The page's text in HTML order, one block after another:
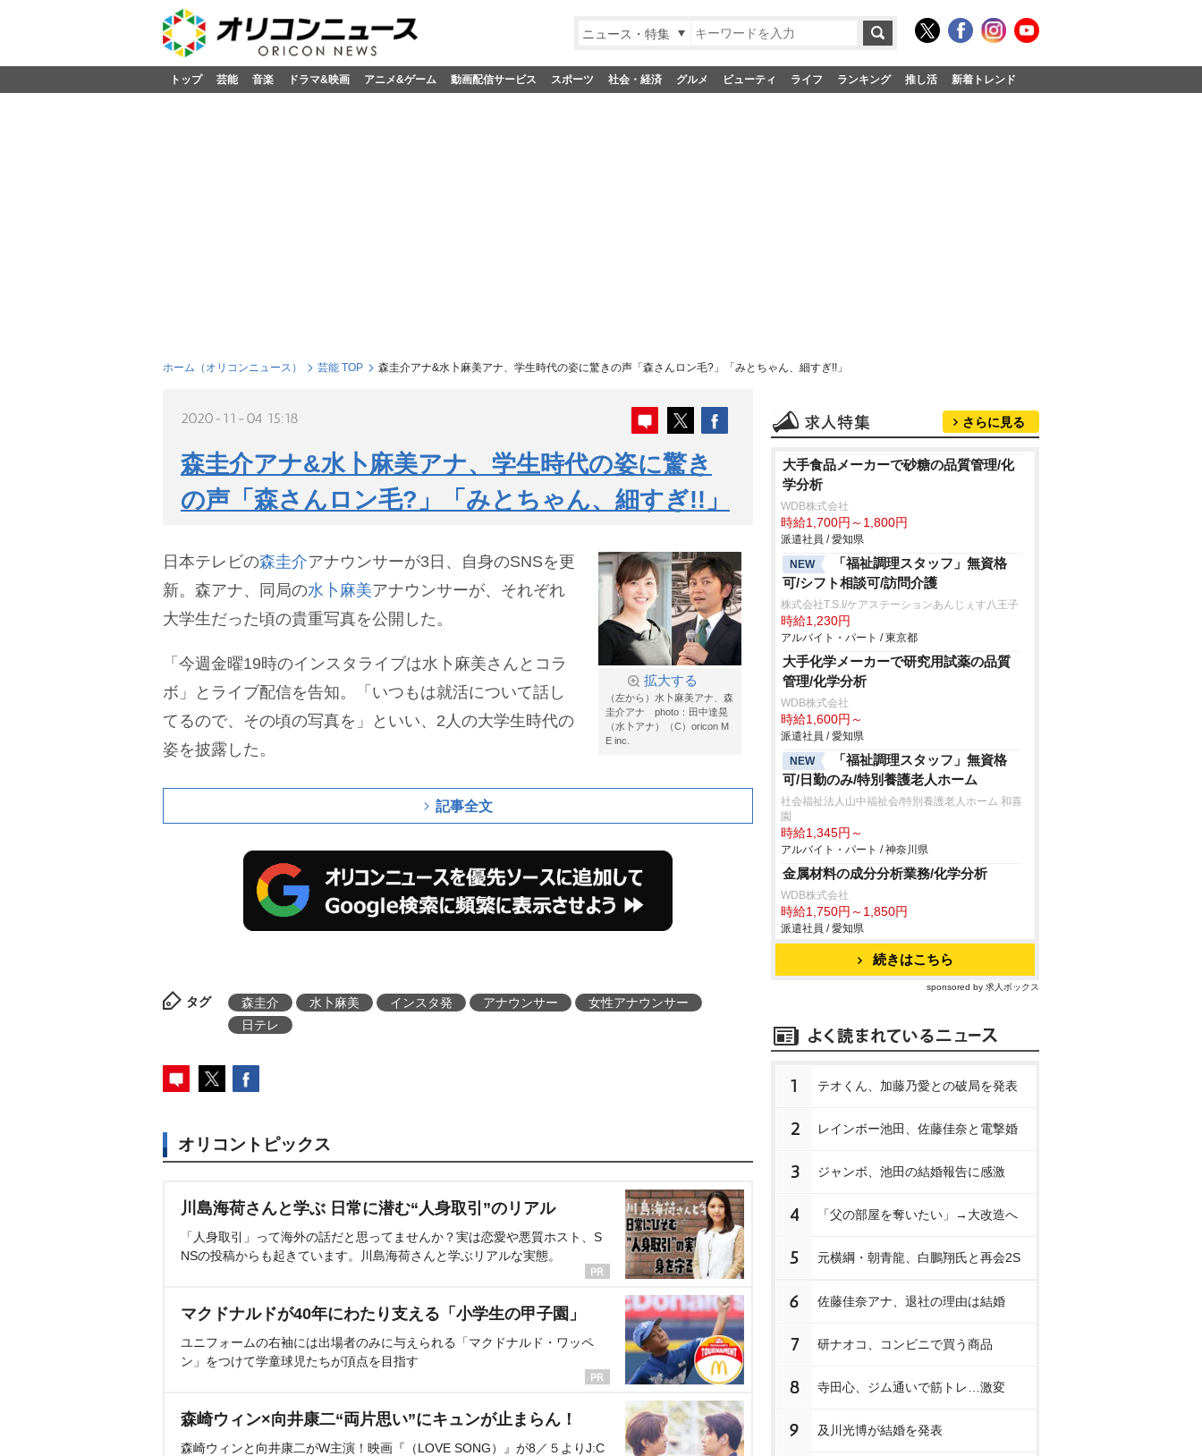
ニュース・特集
トップ 芸能 音楽 ドラマ&映画 アニメ&ゲーム 動画配信サービス スポーツ 社会・経済 グルメ ビューティ ライフ ランキング 推し活 新着トレンド
ホーム（オリコンニュース） 芸能 TOP 森圭介アナ&水卜麻美アナ、学生時代の姿に驚きの声「森さんロン毛?」「みとちゃん、細すぎ!!」
2020-11-04 15:18
森圭介アナ&水卜麻美アナ、学生時代の姿に驚き
の声「森さんロン毛?」「みとちゃん、細すぎ!!」
拡大する
（左から）水卜麻美アナ、森
圭介アナ photo：田中達晃
（水卜アナ）（C）oricon M
E inc.
日本テレビの森圭介アナウンサーが3日、自身のSNSを更
新。森アナ、同局の水卜麻美アナウンサーが、それぞれ
大学生だった頃の貴重写真を公開した。
「今週金曜19時のインスタライブは水卜麻美さんとコラ
ボ」とライブ配信を告知。「いつもは就活について話し
てるので、その頃の写真を」といい、2人の大学生時代の
姿を披露した。
記事全文
タグ 森圭介 水卜麻美 インスタ発 アナウンサー
女性アナウンサー
日テレ
オリコントピックス
川島海荷さんと学ぶ 日常に潜む“人身取引”のリアル
「人身取引」って海外の話だと思ってませんか？実は恋愛や悪質ホスト、S
NSの投稿からも起きています。川島海荷さんと学ぶリアルな実態。
マクドナルドが40年にわたり支える「小学生の甲子園」
ユニフォームの右袖には出場者のみに与えられる「マクドナルド・ワッペ
ン」をつけて学童球児たちが頂点を目指す
森崎ウィン×向井康二“両片思い”にキュンが止まらん！
森崎ウィンと向井康二がW主演！映画『（LOVE SONG）』が8／５よりJ:C
さらに見る
大手食品メーカーで砂糖の品質管理/化
学分析
WDB株式会社
時給1,700円～1,800円
派遣社員 / 愛知県
NEW
「福祉調理スタッフ」無資格
可/シフト相談可/訪問介護
株式会社T.S.I/ケアステーションあんじぇす八王子
時給1,230円
アルバイト・パート / 東京都
大手化学メーカーで研究用試薬の品質
管理/化学分析
WDB株式会社
時給1,600円～
派遣社員 / 愛知県
NEW
「福祉調理スタッフ」無資格
可/日勤のみ/特別養護老人ホーム
社会福祉法人山中福祉会/特別養護老人ホーム 和喜
園
時給1,345円～
アルバイト・パート / 神奈川県
金属材料の成分分析業務/化学分析
WDB株式会社
時給1,750円～1,850円
派遣社員 / 愛知県
続きはこちら
sponsored by 求人ボックス
1 テオくん、加藤乃愛との破局を発表
2 レインボー池田、佐藤佳奈と電撃婚
3 ジャンボ、池田の結婚報告に感激
4 「父の部屋を奪いたい」→大改造へ
5 元横綱・朝青龍、白鵬翔氏と再会2S
6 佐藤佳奈アナ、退社の理由は結婚
7 研ナオコ、コンビニで買う商品
8 寺田心、ジム通いで筋トレ…激変
9 及川光博が結婚を発表